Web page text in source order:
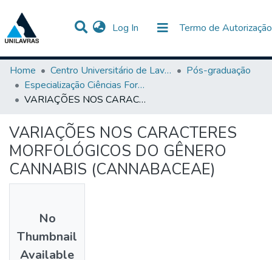
Log In (current) Termo de Autorização
Communities & Collections
Statistics
All of DSpace
Home
Centro Universitário de Lavras-UNILAVRAS
Pós-graduação
Especialização Ciências Forenses
VARIAÇÕES NOS CARACTERES MORFOLÓGICOS DO GÊNERO CANNABIS (CANNABACEAE)
VARIAÇÕES NOS CARACTERES
MORFOLÓGICOS DO GÊNERO
CANNABIS (CANNABACEAE)
No
Thumbnail
Available